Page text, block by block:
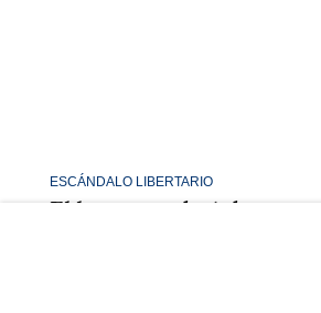
ESCÁNDALO LIBERTARIO
El hermano de Adorni,